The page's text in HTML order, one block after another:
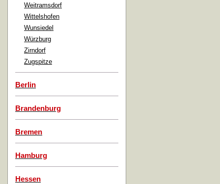
Weitramsdorf
Wittelshofen
Wunsiedel
Würzburg
Zirndorf
Zugspitze
Berlin
Brandenburg
Bremen
Hamburg
Hessen